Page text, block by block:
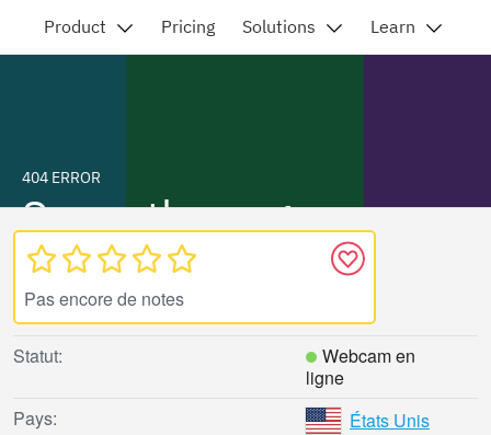
Pas encore de notes
Statut:
Webcam en
ligne
Pays:
États Unis